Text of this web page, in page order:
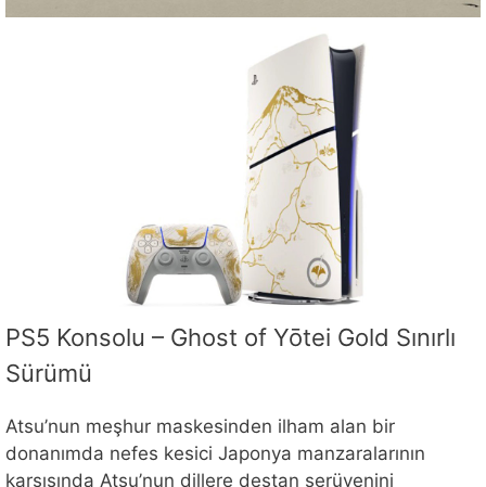
PS5 Konsolu – Ghost of Yōtei Gold Sınırlı
Sürümü
Atsu’nun meşhur maskesinden ilham alan bir
donanımda nefes kesici Japonya manzaralarının
karşısında Atsu’nun dillere destan serüvenini